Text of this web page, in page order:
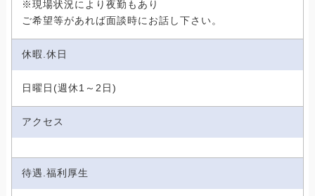
※現場状況により夜勤もあり
ご希望等があれば面談時にお話し下さい。
休暇.休日
日曜日(週休1～2日)
アクセス
待遇.福利厚生